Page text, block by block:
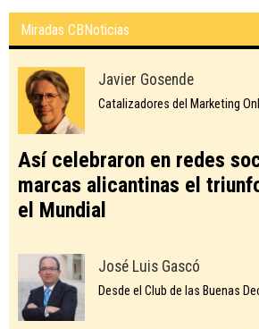
Miradas CBNoticias
Javier Gosende
Catalizadores del Marketing
Así celebraron en redes
marcas alicantinas el
el Mundial
José Luis Gascó
Desde el Club de las Buenas